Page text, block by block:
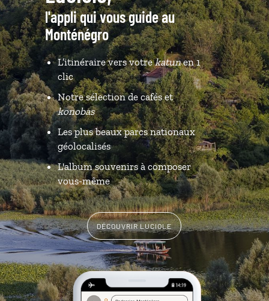
l'appli qui vous guide au
Monténégro
L’itinéraire vers votrekatunen 1
clic
Notre sélection de cafés et
konobas
Les plus beaux parcs nationaux
géolocalisés
L'album souvenirs à composer
vous-même
DÉCOUVRIR LUCIOLE